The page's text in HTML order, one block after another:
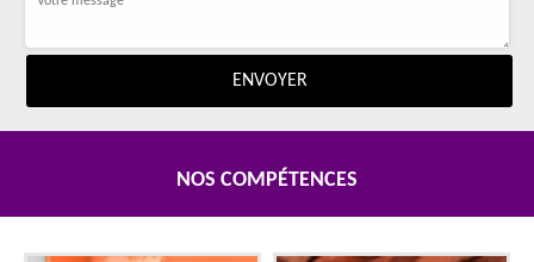
NOS COMPÉTENCES